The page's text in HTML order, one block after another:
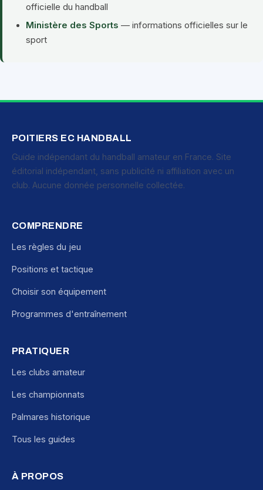
officielle du handball
Ministère des Sports — informations officielles sur le
sport
POITIERS EC HANDBALL
Guide indépendant du handball amateur en France. Site
éditorial indépendant, sans publicité ni affiliation avec un
club. Aucune donnée personnelle collectée.
COMPRENDRE
Les règles du jeu
Positions et tactique
Choisir son équipement
Programmes d'entraînement
PRATIQUER
Les clubs amateur
Les championnats
Palmares historique
Tous les guides
À PROPOS